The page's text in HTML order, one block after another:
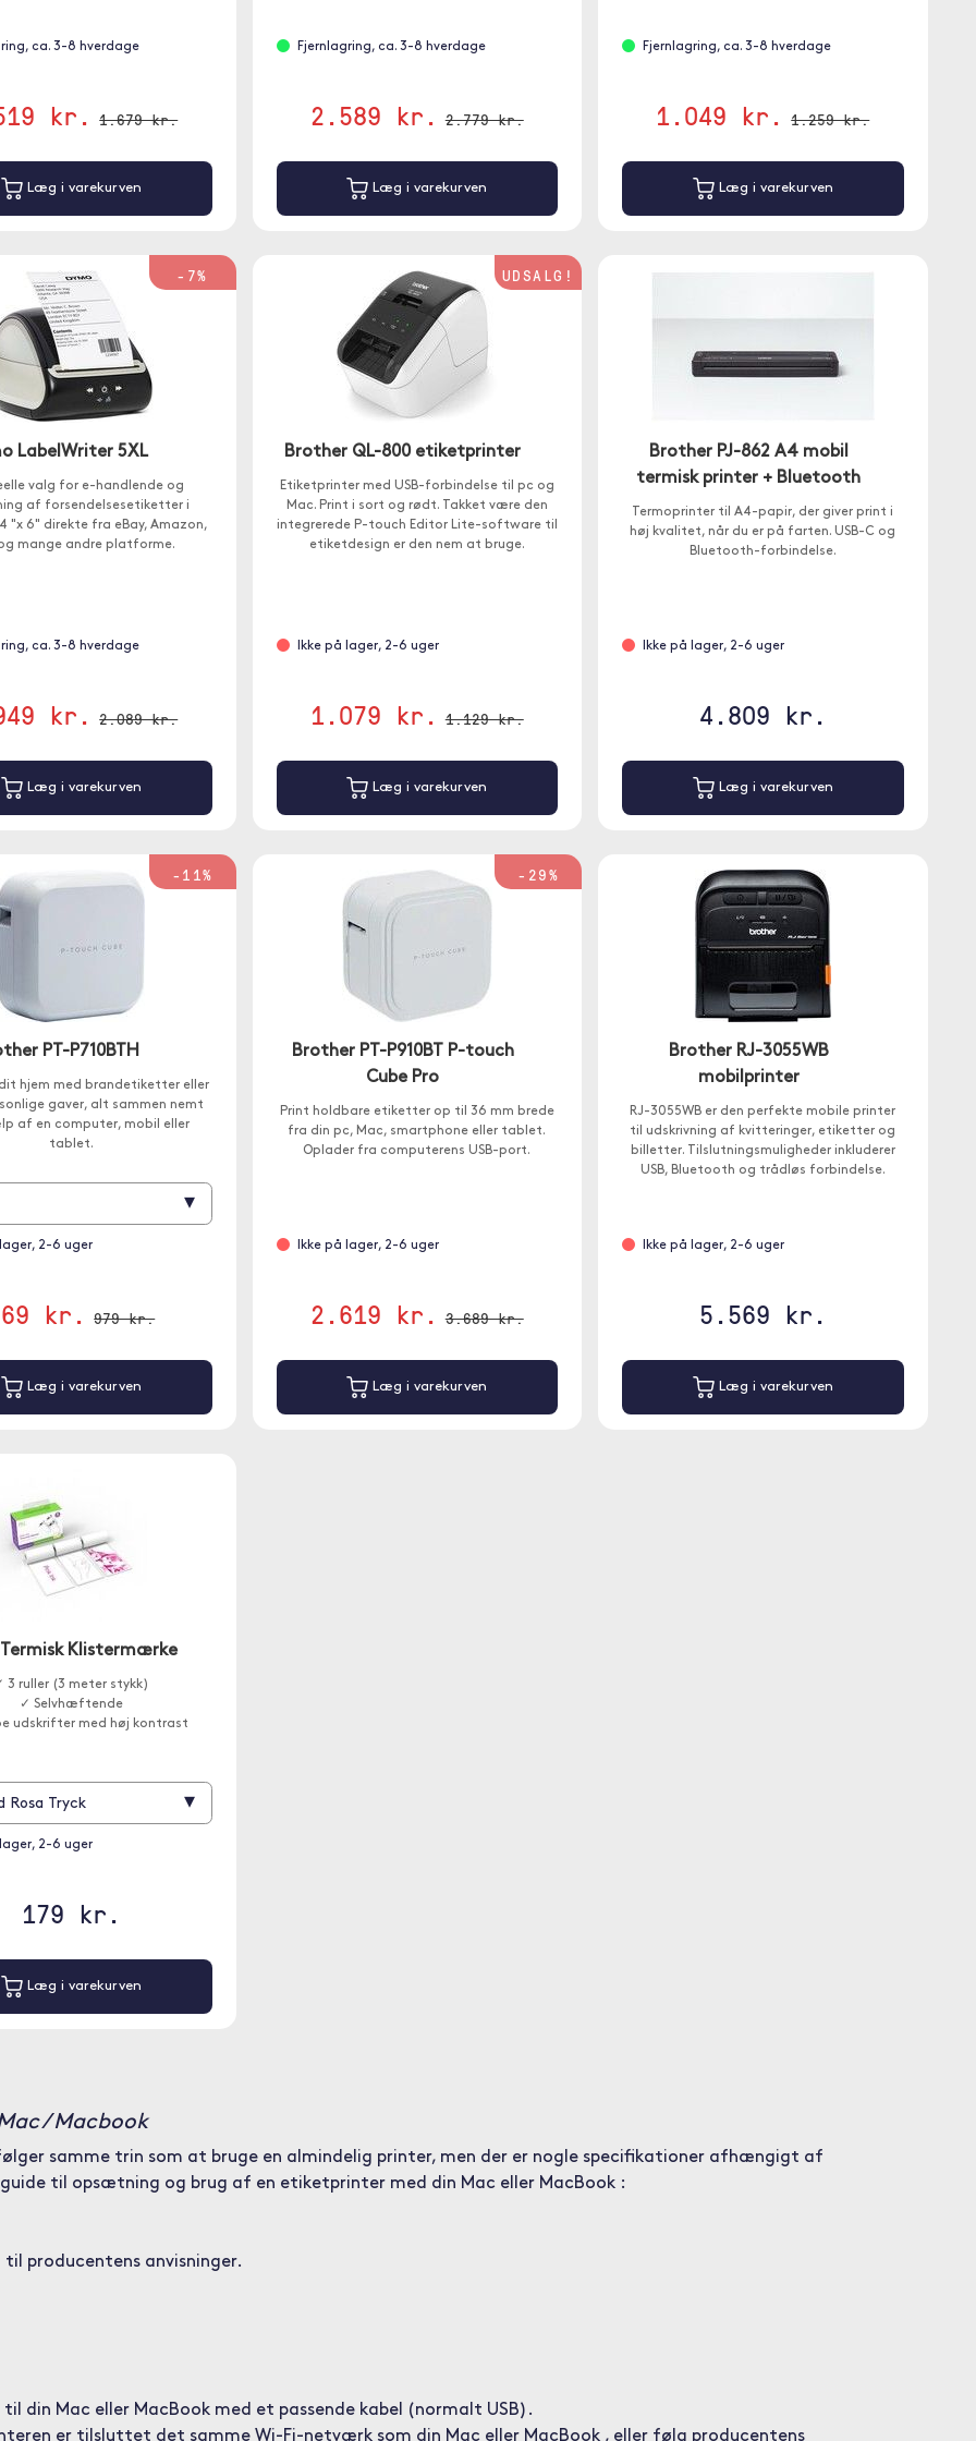
ca. 3-8 hverdage
kr. 1.679 kr.
Læg i varekurven
Fjernlagring, ca. 3-8 hverdage
2.589 kr. 2.779 kr.
Læg i varekurven
Fjernlagring, ca. 3-8 hverdage
1.049 kr. 1.259 kr.
Læg i varekurven
-7%
LabelWriter 5XL
valg for e-handlende og
af forsendelsesetiketter i
"x 6" direkte fra eBay, Amazon,
mange andre platforme.
ca. 3-8 hverdage
kr. 2.089 kr.
Læg i varekurven
UDSALG!
Brother QL-800 etiketprinter
Etiketprinter med USB-forbindelse til pc og
Mac. Print i sort og rødt. Takket være den
integrerede P-touch Editor Lite-software til
etiketdesign er den nem at bruge.
Ikke på lager, 2-6 uger
1.079 kr. 1.129 kr.
Læg i varekurven
Brother PJ-862 A4 mobil
termisk printer + Bluetooth
Termoprinter til A4-papir, der giver print i
høj kvalitet, når du er på farten. USB-C og
Bluetooth-forbindelse.
Ikke på lager, 2-6 uger
4.809 kr.
Læg i varekurven
-11%
PT-P710BTH
hjem med brandetiketter eller
gaver, alt sammen nemt
af en computer, mobil eller
tablet.
▾
2-6 uger
kr. 979 kr.
Læg i varekurven
-29%
Brother PT-P910BT P-touch
Cube Pro
Print holdbare etiketter op til 36 mm brede
fra din pc, Mac, smartphone eller tablet.
Oplader fra computerens USB-port.
Ikke på lager, 2-6 uger
2.619 kr. 3.689 kr.
Læg i varekurven
Brother RJ-3055WB
mobilprinter
RJ-3055WB er den perfekte mobile printer
til udskrivning af kvitteringer, etiketter og
billetter. Tilslutningsmuligheder inkluderer
USB, Bluetooth og trådløs forbindelse.
Ikke på lager, 2-6 uger
5.569 kr.
Læg i varekurven
Klistermærke
3 ruller (3 meter stykk)
✓ Selvhæftende
udskrifter med høj kontrast
Rosa Tryck ▾
2-6 uger
179 kr.
Læg i varekurven
/ Macbook
samme trin som at bruge en almindelig printer, men der er nogle specifikationer afhængigt af
til opsætning og brug af en etiketprinter med din Mac eller MacBook :
producentens anvisninger.
din Mac eller MacBook med et passende kabel (normalt USB).
er tilsluttet det samme Wi-Fi-netværk som din Mac eller MacBook , eller følg producentens